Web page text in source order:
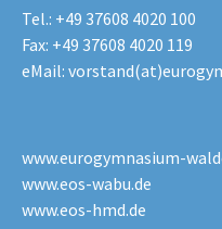
Tel.: +49 37608 4020 100
Fax: +49 37608 4020 119
eMail:
www.eurogymnasium-
www.eos-wabu.de
www.eos-hmd.de